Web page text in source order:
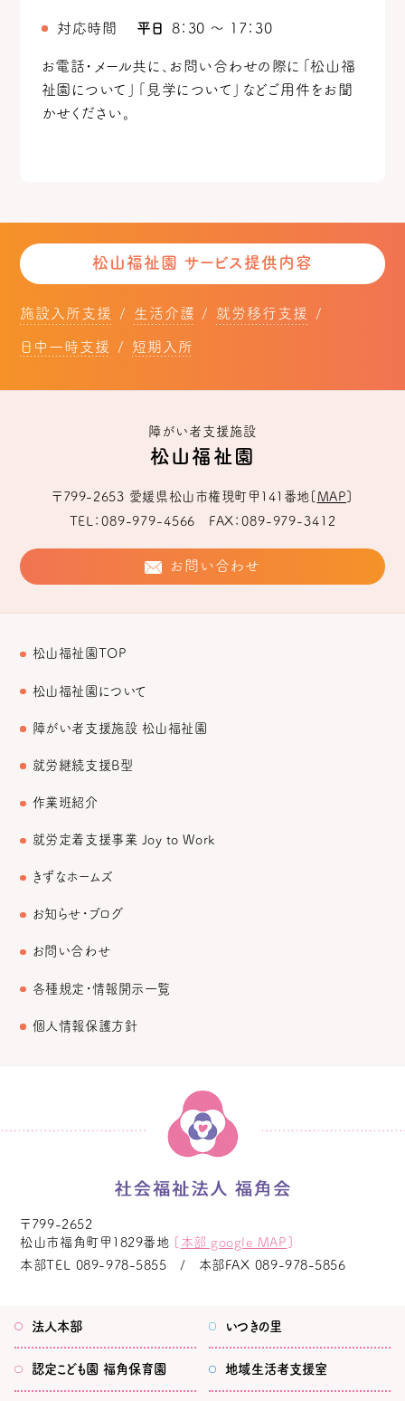
対応時間 平日 8：30 ～ 17：30
お電話・メール共に、お問い合わせの際に「松山福
祉園について」「見学について」などご用件をお聞
かせください。
松山福祉園 サービス提供内容
施設入所支援 生活介護 就労移行支援
日中一時支援 短期入所
障がい者支援施設
松山福祉園
〒799-2653 愛媛県松山市権現町甲141番地 [ MAP ]
TEL
089-979-4566 FAX 089-979-3412
お問い合わせ
松山福祉園TOP
松山福祉園について
障がい者支援施設 松山福祉園
就労継続支援B型
作業班紹介
就労定着支援事業 Joy to Work
きずなホームズ
お知らせ・ブログ
お問い合わせ
各種規定・情報開示一覧
個人情報保護方針
〒799-2652
松山市福角町甲1829番地
本部 google MAP ]
本部TEL
089-978-5855 本部FAX 089-978-5856
法人本部
認定こども園 福角保育園
いつきの里
地域生活者支援室